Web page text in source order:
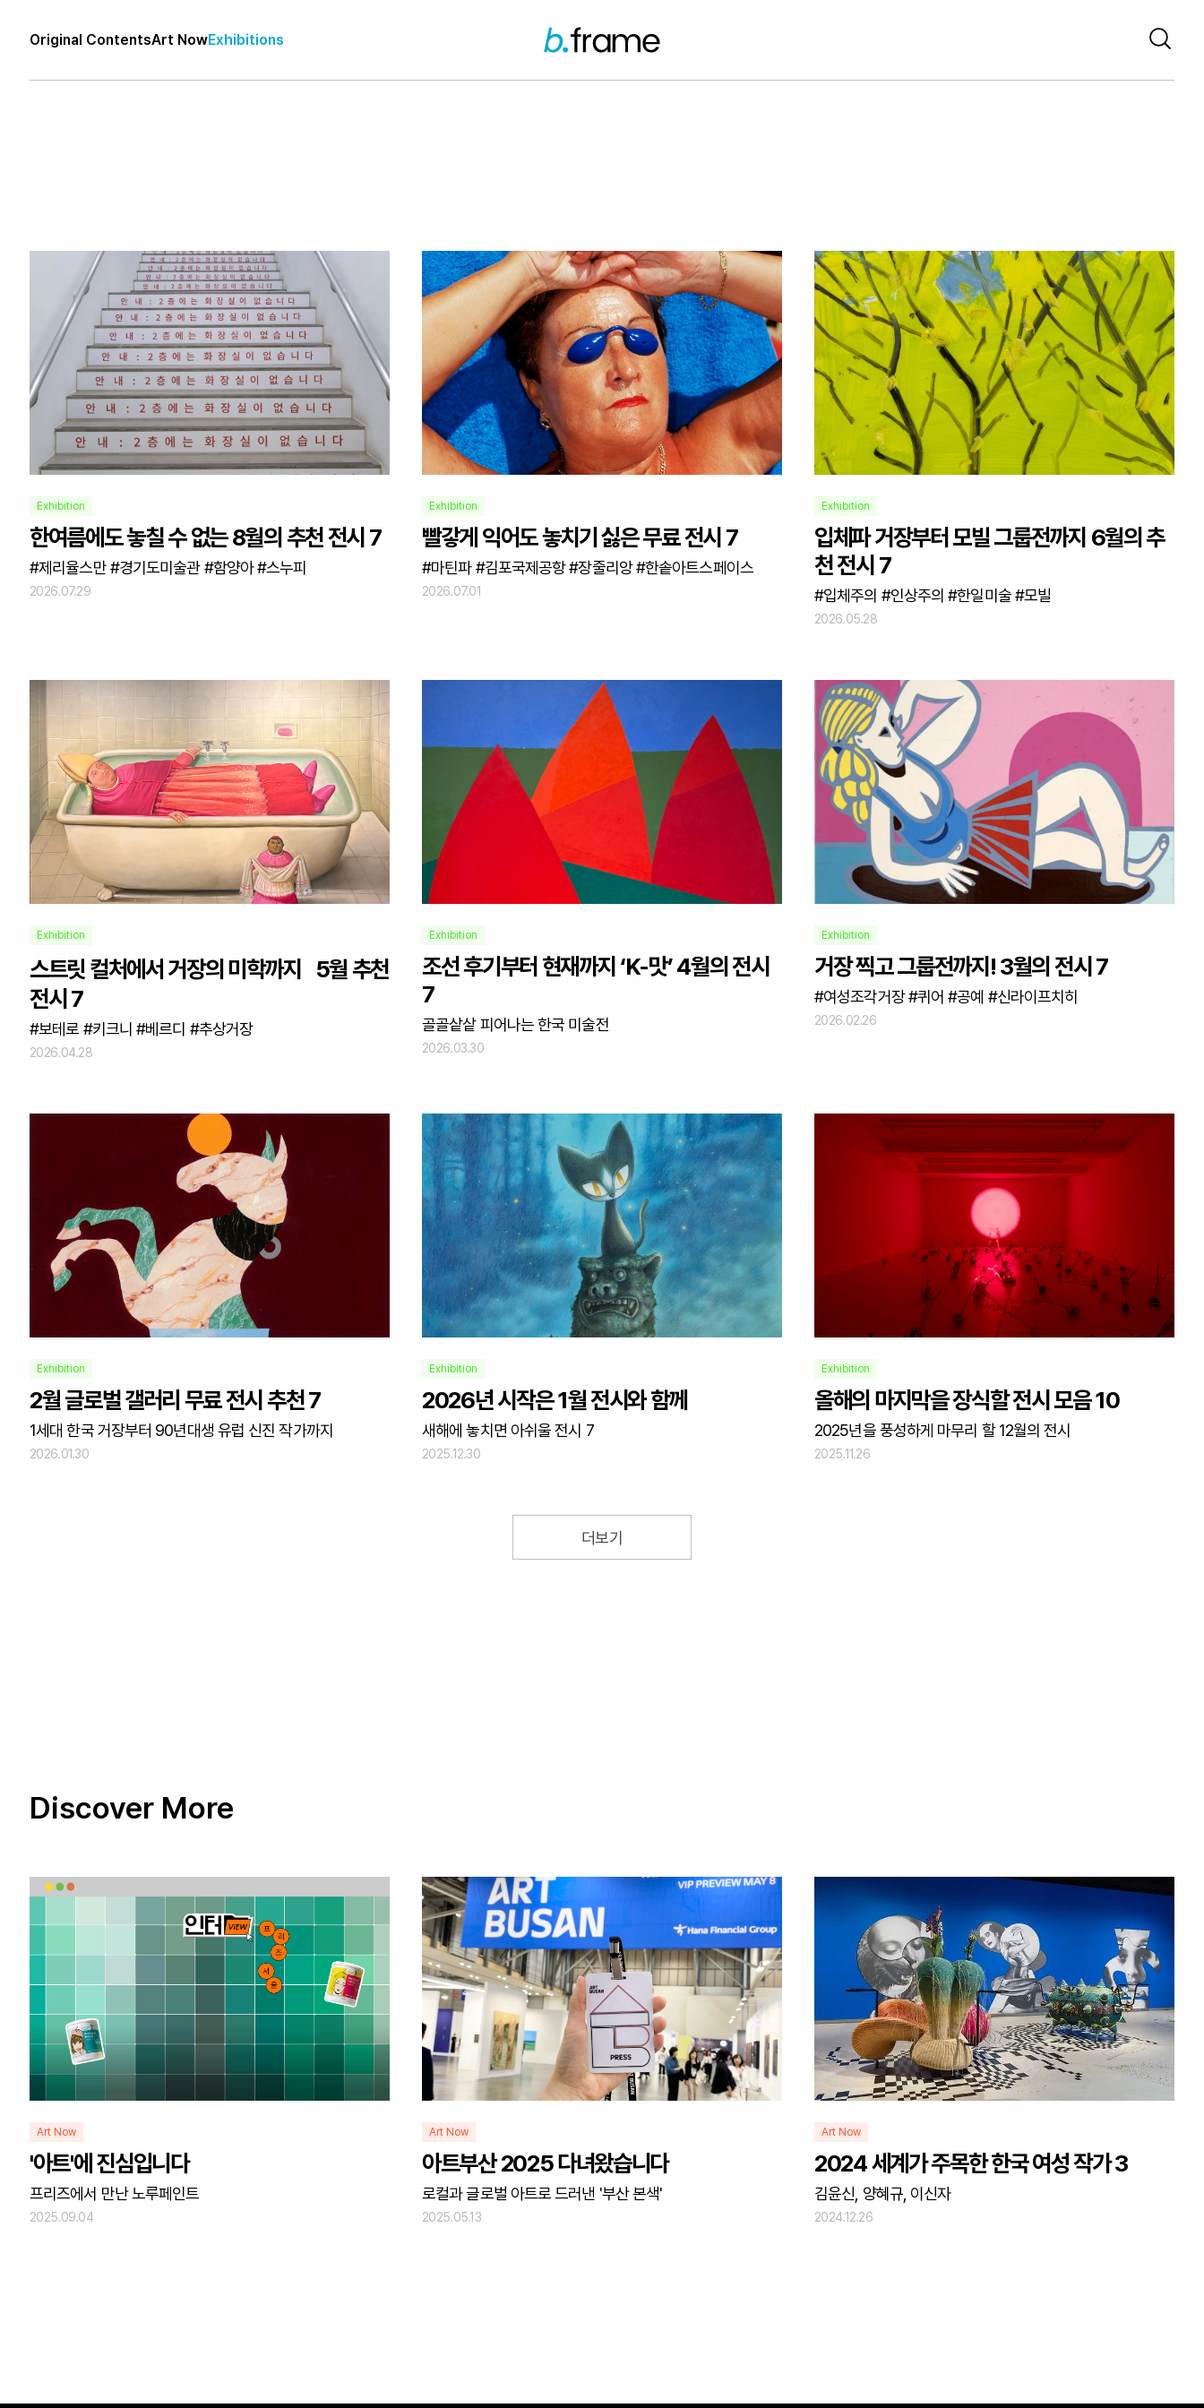
Original ContentsArt NowExhibitions
Exhibition
한여름에도 놓칠 수 없는 8월의 추천 전시 7
#제리율스만 #경기도미술관 #함양아 #스누피
2026.07.29
Exhibition
빨갛게 익어도 놓치기 싫은 무료 전시 7
#마틴파 #김포국제공항 #장줄리앙 #한솥아트스페이스
2026.07.01
Exhibition
입체파 거장부터 모빌 그룹전까지 6월의 추
천 전시 7
#입체주의 #인상주의 #한일미술 #모빌
2026.05.28
Exhibition
스트릿 컬처에서 거장의 미학까지 5월 추천
전시 7
#보테로 #키크니 #베르디 #추상거장
2026.04.28
Exhibition
조선 후기부터 현재까지 ‘K-맛’ 4월의 전시
7
골골샅샅 피어나는 한국 미술전
2026.03.30
Exhibition
거장 찍고 그룹전까지! 3월의 전시 7
#여성조각거장 #퀴어 #공예 #신라이프치히
2026.02.26
Exhibition
2월 글로벌 갤러리 무료 전시 추천 7
1세대 한국 거장부터 90년대생 유럽 신진 작가까지
2026.01.30
Exhibition
2026년 시작은 1월 전시와 함께
새해에 놓치면 아쉬울 전시 7
2025.12.30
Exhibition
올해의 마지막을 장식할 전시 모음 10
2025년을 풍성하게 마무리 할 12월의 전시
2025.11.26
더보기
Discover More
Art Now
'아트'에 진심입니다
프리즈에서 만난 노루페인트
2025.09.04
Art Now
아트부산 2025 다녀왔습니다
로컬과 글로벌 아트로 드러낸 '부산 본색'
2025.05.13
Art Now
2024 세계가 주목한 한국 여성 작가 3
김윤신, 양혜규, 이신자
2024.12.26